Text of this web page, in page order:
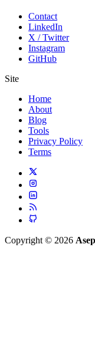
Contact
LinkedIn
X / Twitter
Instagram
GitHub
Site
Home
About
Blog
Tools
Privacy Policy
Terms
Copyright © 2026